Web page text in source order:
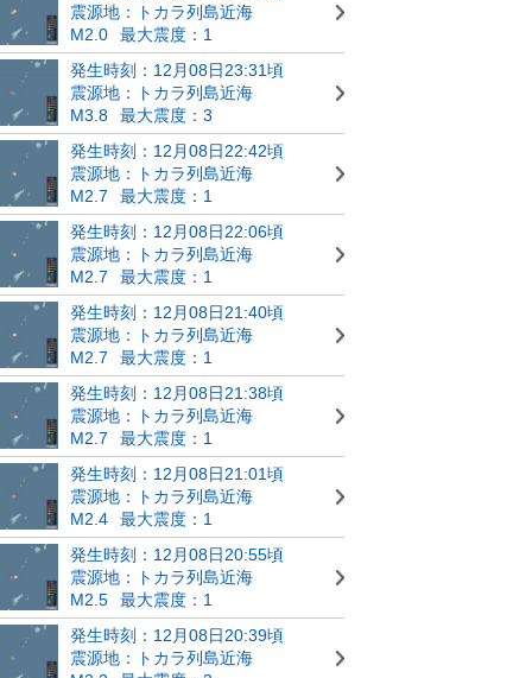
震源地：トカラ列島近海
M2.0
最大震度：1
発生時刻：12月08日23:31頃
震源地：トカラ列島近海
M3.8
最大震度：3
発生時刻：12月08日22:42頃
震源地：トカラ列島近海
M2.7
最大震度：1
発生時刻：12月08日22:06頃
震源地：トカラ列島近海
M2.7
最大震度：1
発生時刻：12月08日21:40頃
震源地：トカラ列島近海
M2.7
最大震度：1
発生時刻：12月08日21:38頃
震源地：トカラ列島近海
M2.7
最大震度：1
発生時刻：12月08日21:01頃
震源地：トカラ列島近海
M2.4
最大震度：1
発生時刻：12月08日20:55頃
震源地：トカラ列島近海
M2.5
最大震度：1
発生時刻：12月08日20:39頃
震源地：トカラ列島近海